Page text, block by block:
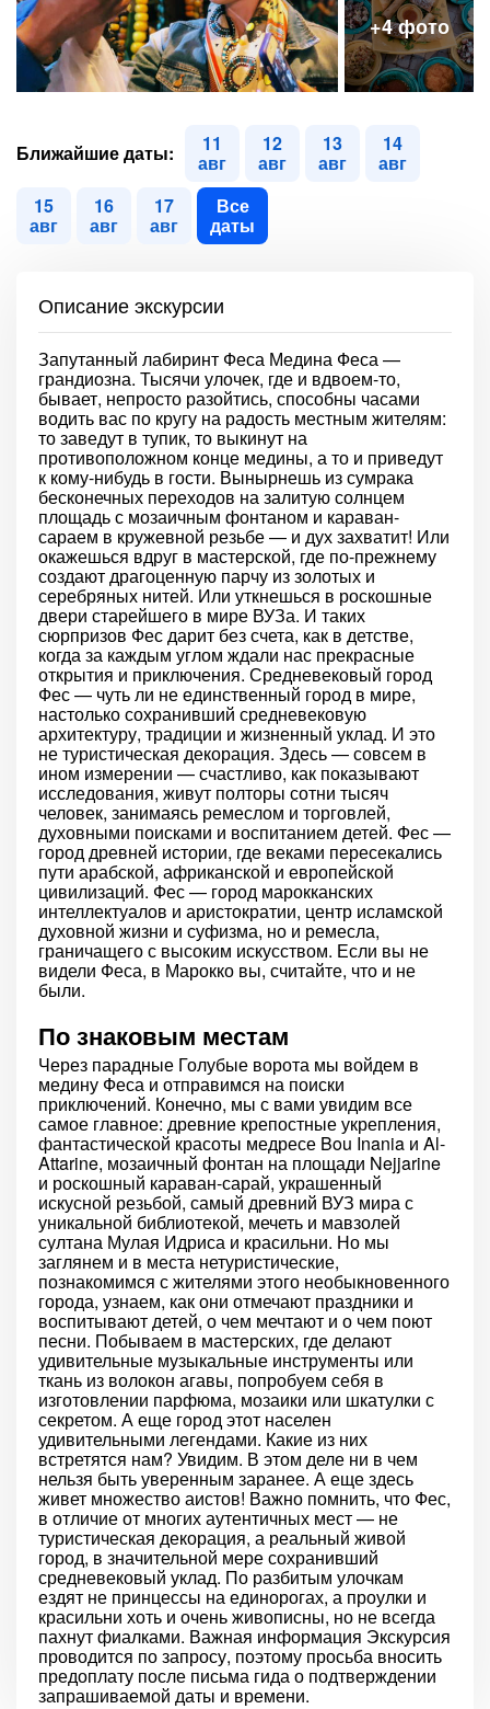
Ближайшие даты: 11
авг
12
авг
13
авг
14
авг
15
авг
16
авг
17
авг
Все
даты
Описание экскурсии
Запутанный лабиринт Феса Медина Феса —
грандиозна. Тысячи улочек, где и вдвоем-то,
бывает, непросто разойтись, способны часами
водить вас по кругу на радость местным жителям:
то заведут в тупик, то выкинут на
противоположном конце медины, а то и приведут
к кому-нибудь в гости. Вынырнешь из сумрака
бесконечных переходов на залитую солнцем
площадь с мозаичным фонтаном и караван-
сараем в кружевной резьбе — и дух захватит! Или
окажешься вдруг в мастерской, где по-прежнему
создают драгоценную парчу из золотых и
серебряных нитей. Или уткнешься в роскошные
двери старейшего в мире ВУЗа. И таких
сюрпризов Фес дарит без счета, как в детстве,
когда за каждым углом ждали нас прекрасные
открытия и приключения. Средневековый город
Фес — чуть ли не единственный город в мире,
настолько сохранивший средневековую
архитектуру, традиции и жизненный уклад. И это
не туристическая декорация. Здесь — совсем в
ином измерении — счастливо, как показывают
исследования, живут полторы сотни тысяч
человек, занимаясь ремеслом и торговлей,
духовными поисками и воспитанием детей. Фес —
город древней истории, где веками пересекались
пути арабской, африканской и европейской
цивилизаций. Фес — город марокканских
интеллектуалов и аристократии, центр исламской
духовной жизни и суфизма, но и ремесла,
граничащего с высоким искусством. Если вы не
видели Феса, в Марокко вы, считайте, что и не
были.
По знаковым местам
Через парадные Голубые ворота мы войдем в
медину Феса и отправимся на поиски
приключений. Конечно, мы с вами увидим все
самое главное: древние крепостные укрепления,
фантастической красоты медресе Bou Inania и Al-
Attarine, мозаичный фонтан на площади Nejjarine
и роскошный караван-сарай, украшенный
искусной резьбой, самый древний ВУЗ мира с
уникальной библиотекой, мечеть и мавзолей
султана Мулая Идриса и красильни. Но мы
заглянем и в места нетуристические,
познакомимся с жителями этого необыкновенного
города, узнаем, как они отмечают праздники и
воспитывают детей, о чем мечтают и о чем поют
песни. Побываем в мастерских, где делают
удивительные музыкальные инструменты или
ткань из волокон агавы, попробуем себя в
изготовлении парфюма, мозаики или шкатулки с
секретом. А еще город этот населен
удивительными легендами. Какие из них
встретятся нам? Увидим. В этом деле ни в чем
нельзя быть уверенным заранее. А еще здесь
живет множество аистов! Важно помнить, что Фес,
в отличие от многих аутентичных мест — не
туристическая декорация, а реальный живой
город, в значительной мере сохранивший
средневековый уклад. По разбитым улочкам
ездят не принцессы на единорогах, а проулки и
красильни хоть и очень живописны, но не всегда
пахнут фиалками. Важная информация Экскурсия
проводится по запросу, поэтому просьба вносить
предоплату после письма гида о подтверждении
запрашиваемой даты и времени.